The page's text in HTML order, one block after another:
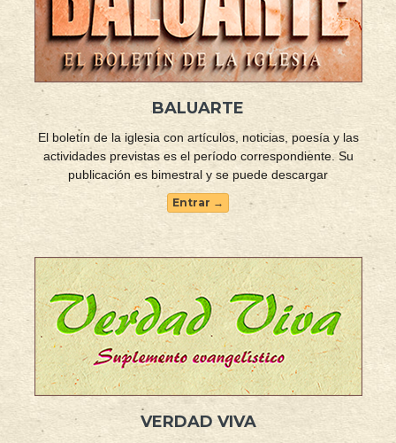
BALUARTE
El boletín de la iglesia con artículos, noticias, poesía y las
actividades previstas es el período correspondiente. Su
publicación es bimestral y se puede descargar
Entrar →
VERDAD VIVA